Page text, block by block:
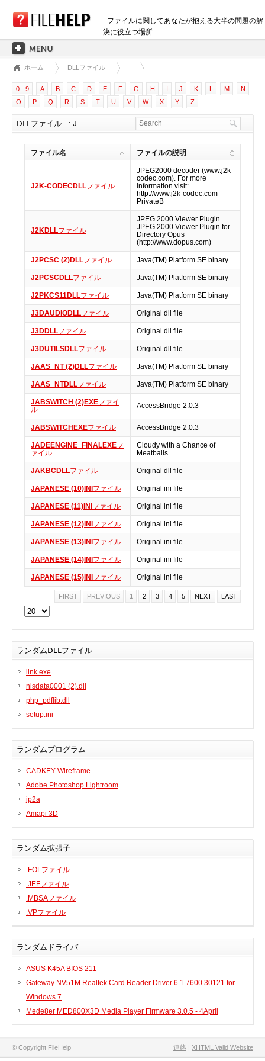
- ファイルに関してあなたが抱える大半の問題の解
決に役立つ場所
ホーム
拡張子のカテゴリー
3D画像ファイル
音声ファイル
CADファイル
データファイル
暗号化されたファイル
実行ファイル
フォントファイル
GISファイル
ページレイアウトファイル
その他のファイル
プラグインファイル
設定ファイル
表計算ファイル
テキストファイル
ベクトル画像ファイル
動画ファイル
インターネットファイル
ドライバのカテゴリー
BIOS
Bluetooth
カードリーダー
デジタルカメラ、インターネット
DVD /ブルーレイ・プレーヤー
ファームウェア
グラフィックカード
HDD, SSD, NAS, USB
ジョイスティック、ゲームパッド
携帯電話
モデム
マザーボード
ネットワークアダプタ
プリンタ、スキャナ
ルーター、スイッチ、AP
サウンドカード
タブレット
VoIP
DLLファイル
ファイル変換
プログラム
ホーム DLLファイル
0 - 9 A B C D E F G H I J K L M
N
O
P Q R S T U V W X Y Z
DLLファイル - : J
ファイル名 ファイルの説明
J2K-CODECDLLファイル
JPEG2000 decoder (www.j2k-
codec.com). For more
information visit:
http://www.j2k-codec.com
PrivateB
J2KDLLファイル
JPEG 2000 Viewer Plugin
JPEG 2000 Viewer Plugin for
Directory Opus
(http://www.dopus.com)
J2PCSC (2)DLLファイル Java(TM) Platform SE binary
J2PCSCDLLファイル Java(TM) Platform SE binary
J2PKCS11DLLファイル Java(TM) Platform SE binary
J3DAUDIODLLファイル Original dll file
J3DDLLファイル Original dll file
J3DUTILSDLLファイル Original dll file
JAAS_NT (2)DLLファイル Java(TM) Platform SE binary
JAAS_NTDLLファイル Java(TM) Platform SE binary
JABSWITCH (2)EXEファイ
ル
AccessBridge 2.0.3
JABSWITCHEXEファイル AccessBridge 2.0.3
JADEENGINE_FINALEXEフ
ァイル
Cloudy with a Chance of
Meatballs
JAKBCDLLファイル Original dll file
JAPANESE (10)INI ファイル Original ini file
JAPANESE (11)INI ファイル Original ini file
JAPANESE (12)INI ファイル Original ini file
JAPANESE (13)INI ファイル Original ini file
JAPANESE (14)INI ファイル Original ini file
JAPANESE (15)INI ファイル Original ini file
FIRST PREVIOUS 1 2 3 4 5 NEXT LAST
ランダムDLLファイル
link.exe
nlsdata0001 (2).dll
php_pdflib.dll
setup.ini
ランダムプログラム
CADKEY Wireframe
Adobe Photoshop Lightroom
jp2a
Amapi 3D
ランダム拡張子
.FOLファイル
.JEFファイル
.MBSAファイル
.VPファイル
ランダムドライバ
ASUS K45A BIOS 211
Gateway NV51M Realtek Card Reader Driver 6.1.7600.30121 for
Windows 7
Mede8er MED800X3D Media Player Firmware 3.0.5 - 4April
© Copyright FileHelp 連絡 | XHTML Valid Website